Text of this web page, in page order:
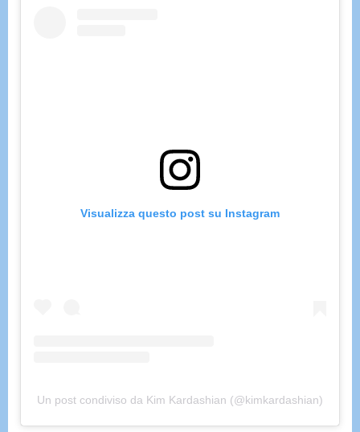
Visualizza questo post su Instagram
Un post condiviso da Kim Kardashian (@kimkardashian)